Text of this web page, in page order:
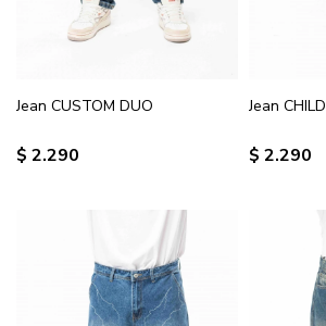
Jean CUSTOM DUO
$ 2.290
Jean CHILD
$ 2.290